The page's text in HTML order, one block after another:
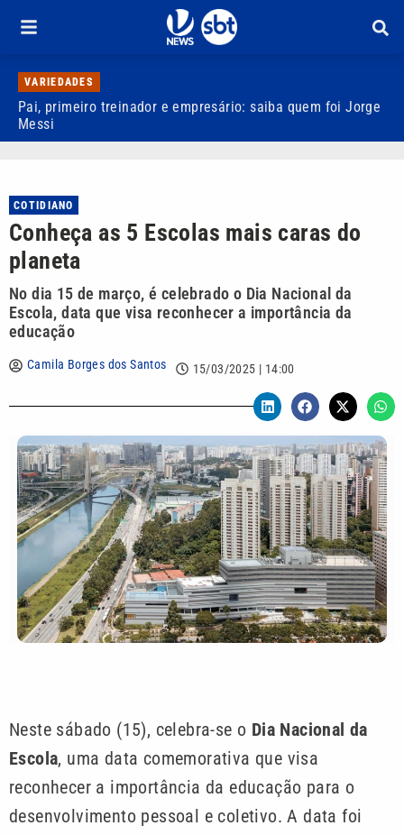
VARIEDADES
Pai, primeiro treinador e empresário: saiba quem foi Jorge
Messi
COTIDIANO
Conheça as 5 Escolas mais caras do
planeta
No dia 15 de março, é celebrado o Dia Nacional da
Escola, data que visa reconhecer a importância da
educação
Camila Borges dos Santos 15/03/2025 | 14:00
Neste sábado (15), celebra-se o Dia Nacional da
Escola, uma data comemorativa que visa
reconhecer a importância da educação para o
desenvolvimento pessoal e coletivo. A data foi